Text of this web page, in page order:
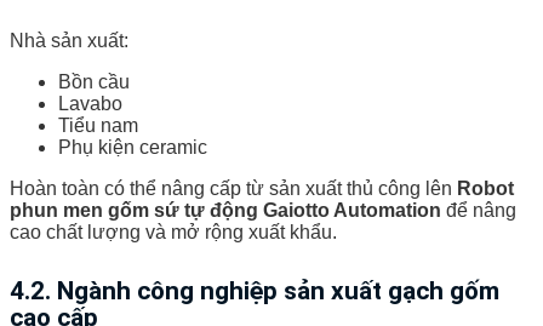
Nhà sản xuất:
Bồn cầu
Lavabo
Tiểu nam
Phụ kiện ceramic
Hoàn toàn có thể nâng cấp từ sản xuất thủ công lên Robot
phun men gốm sứ tự động Gaiotto Automation để nâng
cao chất lượng và mở rộng xuất khẩu.
4.2. Ngành công nghiệp sản xuất gạch gốm
cao cấp